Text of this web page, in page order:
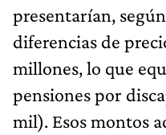
presentarían,
diferencias de
millones, lo que
pensiones por
mil). Esos montos